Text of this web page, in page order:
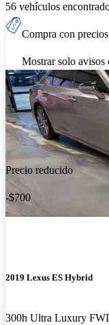
56 vehículos
Compra con
Mostrar solo avisos
Precio reducido
-$700
2019 Lexus ES Hybrid
300h Ultra Luxury